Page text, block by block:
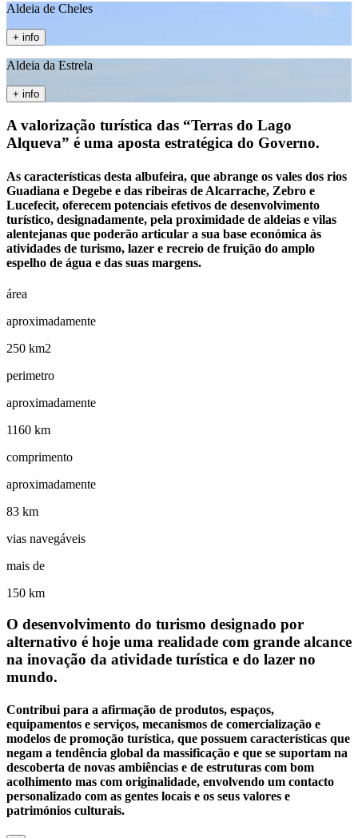
Aldeia de Cheles
+ info
Aldeia da Estrela
+ info
A valorização turística das “Terras do Lago
Alqueva” é uma aposta estratégica do Governo.
As características desta albufeira, que abrange os vales dos rios
Guadiana e Degebe e das ribeiras de Alcarrache, Zebro e
Lucefecit, oferecem potenciais efetivos de desenvolvimento
turístico, designadamente, pela proximidade de aldeias e vilas
alentejanas que poderão articular a sua base económica às
atividades de turismo, lazer e recreio de fruição do amplo
espelho de água e das suas margens.
área
aproximadamente
250 km2
perimetro
aproximadamente
1160 km
comprimento
aproximadamente
83 km
vias navegáveis
mais de
150 km
O desenvolvimento do turismo designado por
alternativo é hoje uma realidade com grande alcance
na inovação da atividade turística e do lazer no
mundo.
Contribui para a afirmação de produtos, espaços,
equipamentos e serviços, mecanismos de comercialização e
modelos de promoção turística, que possuem características que
negam a tendência global da massificação e que se suportam na
descoberta de novas ambiências e de estruturas com bom
acolhimento mas com originalidade, envolvendo um contacto
personalizado com as gentes locais e os seus valores e
patrimónios culturais.